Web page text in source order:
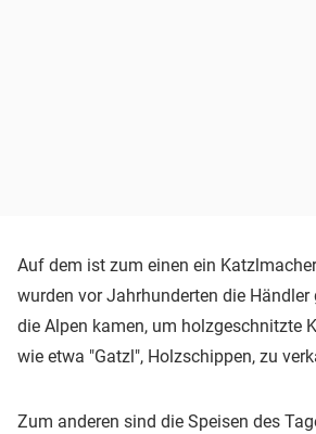
Auf dem ist zum einen ein
wurden vor Jahrhunderten die Händler
die Alpen kamen, um holzgeschnitzte
wie etwa "Gatzl", Holzschippen, zu
Zum anderen sind die Speisen des